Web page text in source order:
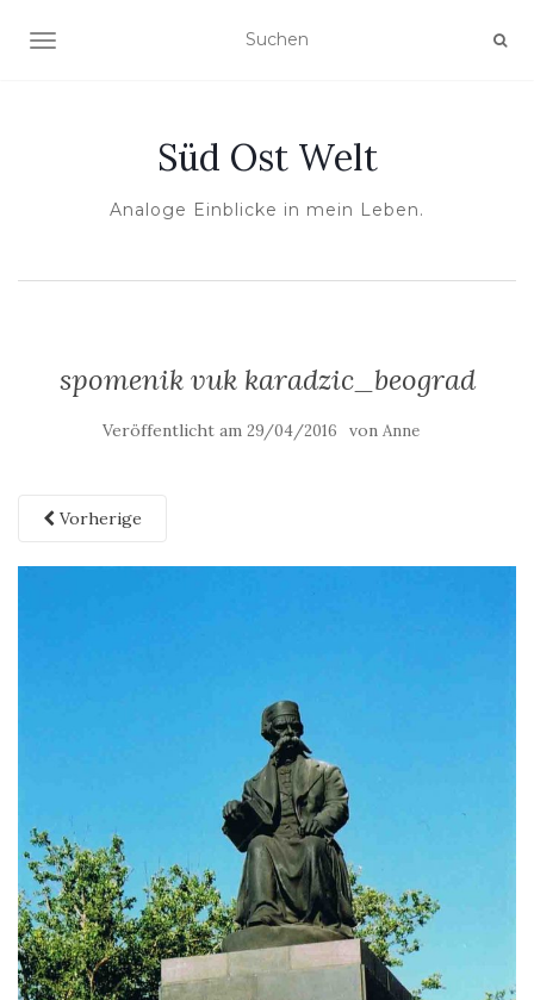
NAVIGATION UMSCHALTEN
Süd Ost Welt
Analoge Einblicke in mein Leben.
spomenik vuk karadzic_beograd
Veröffentlicht am 29/04/2016 von Anne
Vorherige